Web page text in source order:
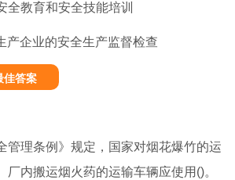
全教育和安全技能培训
产企业的安全生产监督检查
佳答案
管理条例》规定，国家对烟花爆竹的运
厂内搬运烟火药的运输车辆应使用()。